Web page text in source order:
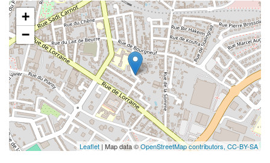
+
−
Leaflet | Map data ©OpenStreetMap contributors, CC-BY-SA